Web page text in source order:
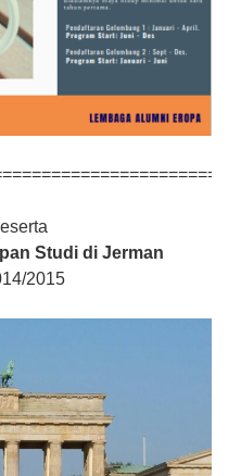
Studi di Jerman
2015